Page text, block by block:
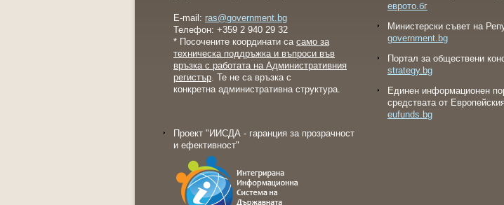
E-mail: ras@government.bg
Телефон: +359 2 940 29 32
* Посочените координати са само за
техническа поддръжка и въпроси във
връзка с работата на Административния
регистър. Те не са връзка с
конкретна административна структура.
Проект "ИИСДА - гаранция за прозрачност
и ефективност"
еврото.бг
Министерски съвет на
government.bg
Портал за обществени
strategy.bg
Eдинен информационен
средствата от
eufunds.bg